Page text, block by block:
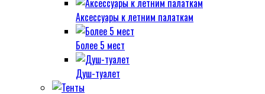
Аксессуары к летним палаткам
Более 5 мест
Душ-туалет